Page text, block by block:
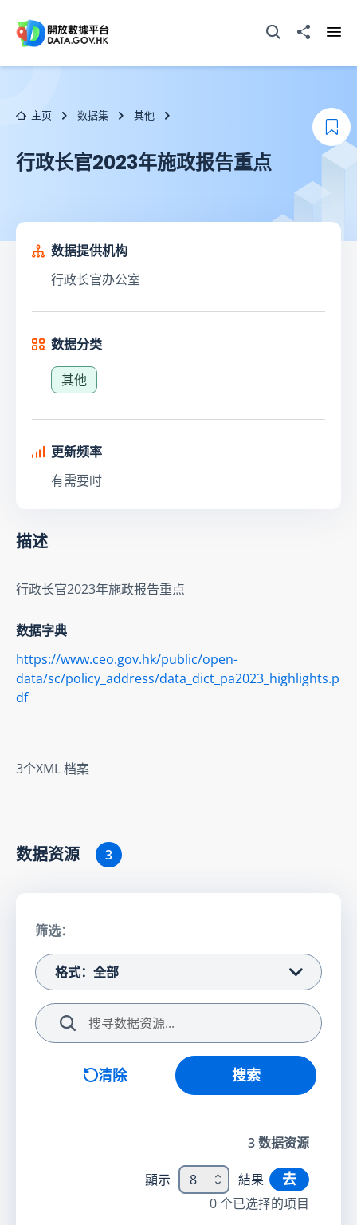
打开搜寻器分享至
主页 数据集 其他
行政长官2023年施政报告重点
添
数据提供机构
行政长官办公室
数据分类
其他
更新频率
有需要时
描述
行政长官2023年施政报告重点
数据字典
https://www.ceo.gov.hk/public/open-
data/sc/policy_address/data_dict_pa2023_highlights.p
df
3个XML 档案
数据资源 3
筛选：
格式：全部
清除 搜索
3数据资源
顯示 8 結果 去
0个已选择的项目